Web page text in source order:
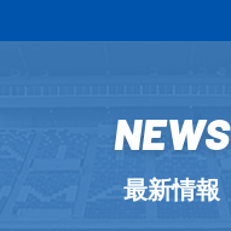
NEWS
最新情報